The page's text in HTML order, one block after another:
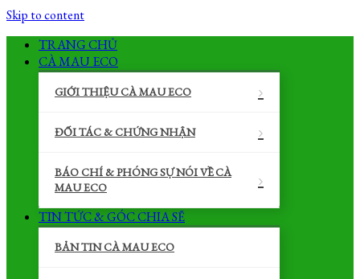
Skip to content
TRANG CHỦ
CÀ MAU ECO
GIỚI THIỆU CÀ MAU ECO
ĐỐI TÁC & CHỨNG NHẬN
BÁO CHÍ & PHÓNG SỰ NÓI VỀ CÀ
MAU ECO
TIN TỨC & GÓC CHIA SẼ
BẢN TIN CÀ MAU ECO